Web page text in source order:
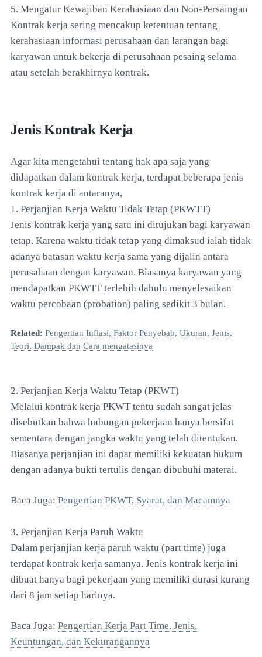
5. Mengatur Kewajiban Kerahasiaan dan Non-Persaingan
Kontrak kerja sering mencakup ketentuan tentang
kerahasiaan informasi perusahaan dan larangan bagi
karyawan untuk bekerja di perusahaan pesaing selama
atau setelah berakhirnya kontrak.
Jenis Kontrak Kerja
Agar kita mengetahui tentang hak apa saja yang
didapatkan dalam kontrak kerja, terdapat beberapa jenis
kontrak kerja di antaranya,
1. Perjanjian Kerja Waktu Tidak Tetap (PKWTT)
Jenis kontrak kerja yang satu ini ditujukan bagi karyawan
tetap. Karena waktu tidak tetap yang dimaksud ialah tidak
adanya batasan waktu kerja sama yang dijalin antara
perusahaan dengan karyawan. Biasanya karyawan yang
mendapatkan PKWTT terlebih dahulu menyelesaikan
waktu percobaan (probation) paling sedikit 3 bulan.
Related: Pengertian Inflasi, Faktor Penyebab, Ukuran, Jenis,
Teori, Dampak dan Cara mengatasinya
2. Perjanjian Kerja Waktu Tetap (PKWT)
Melalui kontrak kerja PKWT tentu sudah sangat jelas
disebutkan bahwa hubungan pekerjaan hanya bersifat
sementara dengan jangka waktu yang telah ditentukan.
Biasanya perjanjian ini dapat memiliki kekuatan hukum
dengan adanya bukti tertulis dengan dibubuhi materai.
Baca Juga: Pengertian PKWT, Syarat, dan Macamnya
3. Perjanjian Kerja Paruh Waktu
Dalam perjanjian kerja paruh waktu (part time) juga
terdapat kontrak kerja samanya. Jenis kontrak kerja ini
dibuat hanya bagi pekerjaan yang memiliki durasi kurang
dari 8 jam setiap harinya.
Baca Juga: Pengertian Kerja Part Time, Jenis,
Keuntungan, dan Kekurangannya